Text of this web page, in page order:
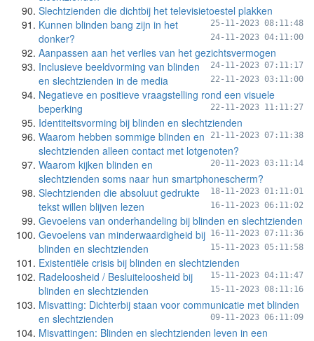
Slechtzienden die dichtbij het televisietoestel plakken
25-11-2023 08:11:48
Kunnen blinden bang zijn in het
donker?
24-11-2023 04:11:00
Aanpassen aan het verlies van het gezichtsvermogen
24-11-2023 07:11:17
Inclusieve beeldvorming van blinden
en slechtzienden in de media
22-11-2023 03:11:00
Negatieve en positieve vraagstelling rond een visuele
beperking
22-11-2023 11:11:27
Identiteitsvorming bij blinden en slechtzienden
21-11-2023 07:11:38
Waarom hebben sommige blinden en
slechtzienden alleen contact met lotgenoten?
20-11-2023 03:11:14
Waarom kijken blinden en
slechtzienden soms naar hun smartphonescherm?
18-11-2023 01:11:01
Slechtzienden die absoluut gedrukte
tekst willen blijven lezen
16-11-2023 06:11:02
Gevoelens van onderhandeling bij blinden en slechtzienden
16-11-2023 07:11:36
Gevoelens van minderwaardigheid bij
blinden en slechtzienden
15-11-2023 05:11:58
Existentiële crisis bij blinden en slechtzienden
15-11-2023 04:11:47
Radeloosheid / Besluiteloosheid bij
blinden en slechtzienden
15-11-2023 08:11:16
Misvatting: Dichterbij staan voor communicatie met blinden
en slechtzienden
09-11-2023 06:11:09
Misvattingen: Blinden en slechtzienden leven in een